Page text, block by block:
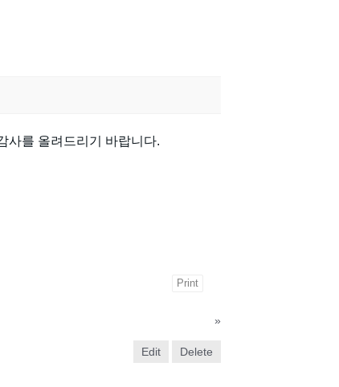
사를 올려드리기 바랍니다.
Print
»
Edit Delete